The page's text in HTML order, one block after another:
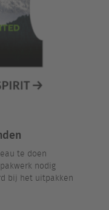
te doen
nodig
bij het uitpakken